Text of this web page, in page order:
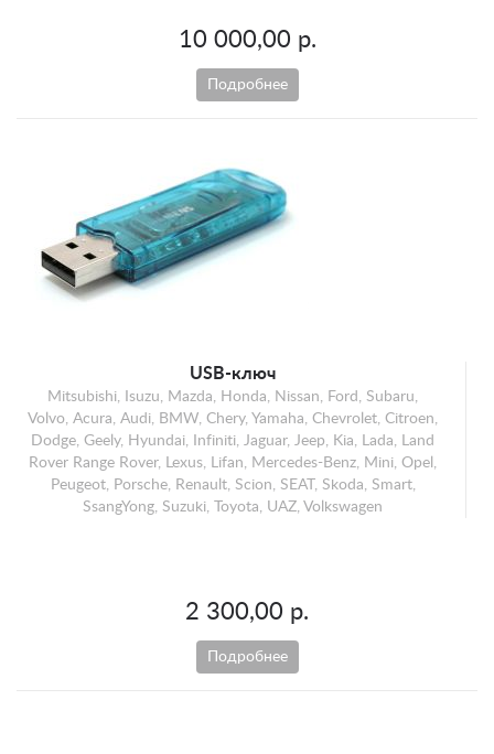
Volkswagen
10 000,00 р.
Подробнее
USB-ключ
Mitsubishi, Isuzu, Mazda, Honda, Nissan, Ford, Subaru,
Volvo, Acura, Audi, BMW, Chery, Yamaha, Chevrolet, Citroen,
Dodge, Geely, Hyundai, Infiniti, Jaguar, Jeep, Kia, Lada, Land
Rover Range Rover, Lexus, Lifan, Mercedes-Benz, Mini, Opel,
Peugeot, Porsche, Renault, Scion, SEAT, Skoda, Smart,
SsangYong, Suzuki, Toyota, UAZ, Volkswagen
2 300,00 р.
Подробнее